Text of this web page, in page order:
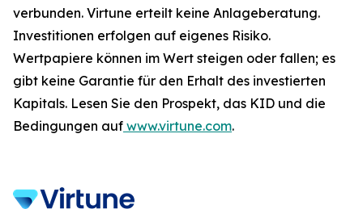
verbunden. Virtune erteilt keine Anlageberatung.
Investitionen erfolgen auf eigenes Risiko.
Wertpapiere können im Wert steigen oder fallen; es
gibt keine Garantie für den Erhalt des investierten
Kapitals. Lesen Sie den Prospekt, das KID und die
Bedingungen auf www.virtune.com.